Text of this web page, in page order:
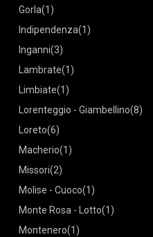
Gorla(1)
Indipendenza(1)
Inganni(3)
Lambrate(1)
Limbiate(1)
Lorenteggio - Giambellino(8)
Loreto(6)
Macherio(1)
Missori(2)
Molise - Cuoco(1)
Monte Rosa - Lotto(1)
Montenero(1)